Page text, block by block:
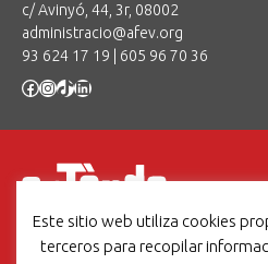
c/ Avinyó, 44, 3r, 08002
administracio@afev.org
93 624 17 19
605 96 70 36
Facebook
Instagram
TikTok
LinkedIn
Un projecte de:
Este sitio web utiliza cookies
terceros para recopilar